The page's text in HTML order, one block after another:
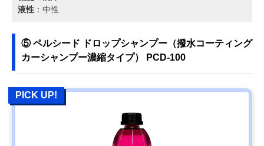
液性 ：中性
⑤ ペルシード ドロップシャンプー（撥水コーティング
カーシャンプー濃縮タイプ） PCD-100
PICK UP!